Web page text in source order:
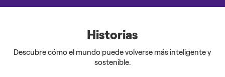
Historias
Descubre cómo el mundo puede volverse más inteligente y
sostenible.